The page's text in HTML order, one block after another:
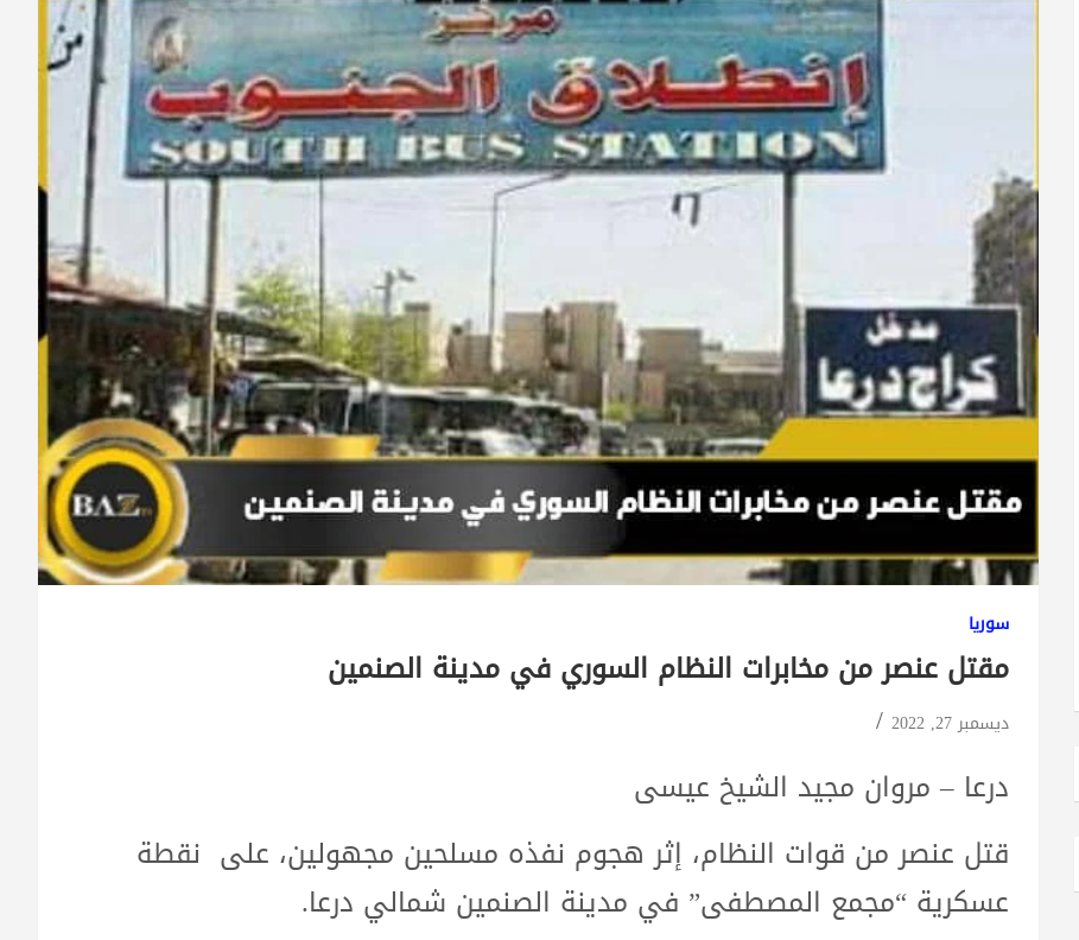
سوريا
مقتل عنصر من مخابرات النظام السوري في مدينة الصنمين
ديسمبر 27, 2022
درعا – مروان مجيد الشيخ عيسى
قتل عنصر من قوات النظام، إثر هجوم نفذه مسلحين مجهولين، على نقطة
عسكرية “مجمع المصطفى” في مدينة الصنمين شمالي درعا.